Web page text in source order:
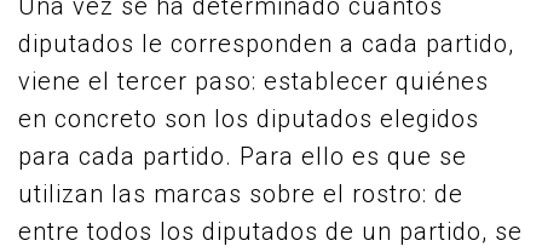
Una vez se ha determinado cuántos
diputados le corresponden a cada partido,
viene el tercer paso: establecer quiénes
en concreto son los diputados elegidos
para cada partido. Para ello es que se
utilizan las marcas sobre el rostro: de
entre todos los diputados de un partido, se